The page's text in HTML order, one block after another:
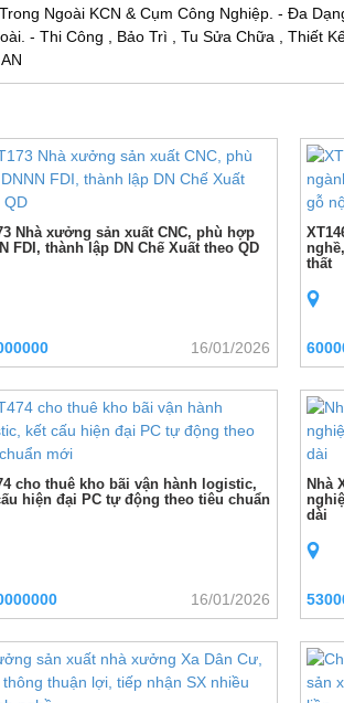
Ngoài KCN & Cụm Công Nghiệp. - Đa
- Thi Công , Bảo Trì , Tu Sửa Chữa , Thiết
Nhà xưởng sản xuất CNC, phù hợp
FDI, thành lập DN Chế Xuất theo QD
16/01/2026
thất
cho thuê kho bãi vận hành logistic,
hiện đại PC tự động theo tiêu chuẩn
16/01/2026
Nhà
dài